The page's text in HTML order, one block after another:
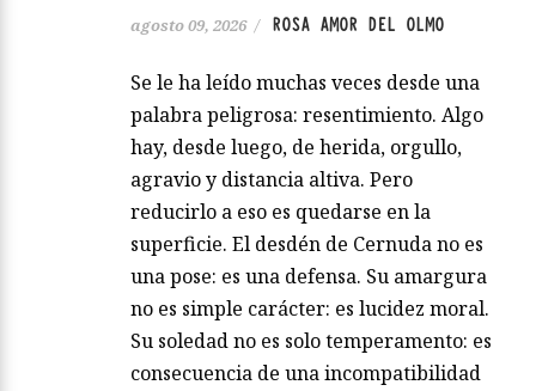
agosto 09, 2026 / ROSA AMOR DEL OLMO
Se le ha leído muchas veces desde una
palabra peligrosa: resentimiento. Algo
hay, desde luego, de herida, orgullo,
agravio y distancia altiva. Pero
reducirlo a eso es quedarse en la
superficie. El desdén de Cernuda no es
una pose: es una defensa. Su amargura
no es simple carácter: es lucidez moral.
Su soledad no es solo temperamento: es
consecuencia de una incompatibilidad